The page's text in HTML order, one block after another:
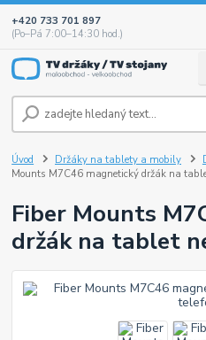
+420 733 701 897
(Po–Pá 7:00–14:30 hod.)
Úvod Držáky na tablety a mobily
Mounts M7C46 magnetický držák na
Fiber Mounts
držák na tablet